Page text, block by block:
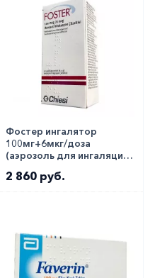
Фостер ингалятор
100мг+6мкг/доза
(аэрозоль для ингаляций)
2 860 руб.